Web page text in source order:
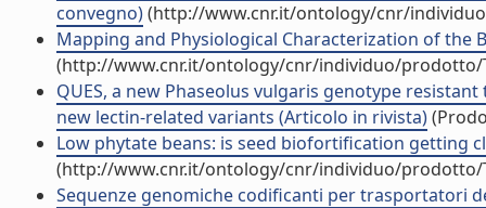
convegno)(http://www.cnr.it/ontology/cnr/
Mapping and Physiological Characterization of the
(http://www.cnr.it/ontology/cnr/individuo/prodotto/
QUES, a new Phaseolus vulgaris genotype
new lectin-related variants (Articolo in rivista)
Low phytate beans: is seed biofortification getting
(http://www.cnr.it/ontology/cnr/individuo/prodotto/
Sequenze genomiche codificanti per trasportatori